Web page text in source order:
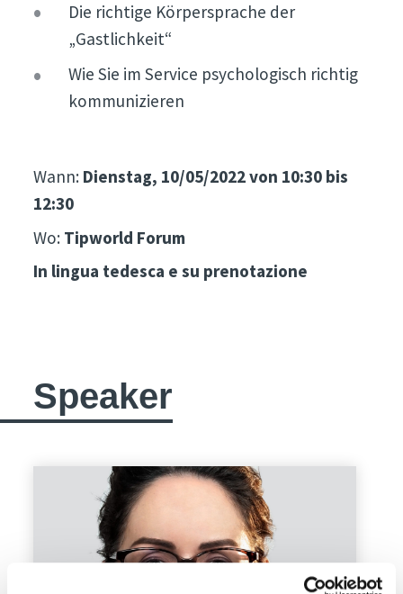
Die richtige Körpersprache der
„Gastlichkeit“
Wie Sie im Service psychologisch richtig
kommunizieren
Wann: Dienstag, 10/05/2022 von 10:30 bis
12:30
Wo: Tipworld Forum
In lingua tedesca e su prenotazione
Speaker